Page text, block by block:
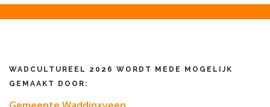
WADCULTUREEL 2026 WORDT MEDE MOGELIJK
GEMAAKT DOOR: